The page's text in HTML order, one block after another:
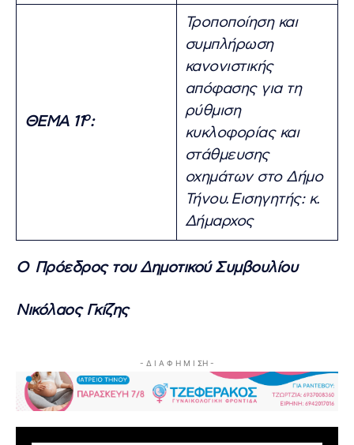
ΘΕΜΑ 11ο:
Τροποποίηση και
συμπλήρωση
κανονιστικής
απόφασης για τη
ρύθμιση
κυκλοφορίας και
στάθμευσης
οχημάτων στο Δήμο
Τήνου. Εισηγητής: κ.
Δήμαρχος
Ο Πρόεδρος του Δημοτικού Συμβουλίου
Νικόλαος Γκίζης
- Δ Ι Α Φ Η Μ Ι ΣΗ -